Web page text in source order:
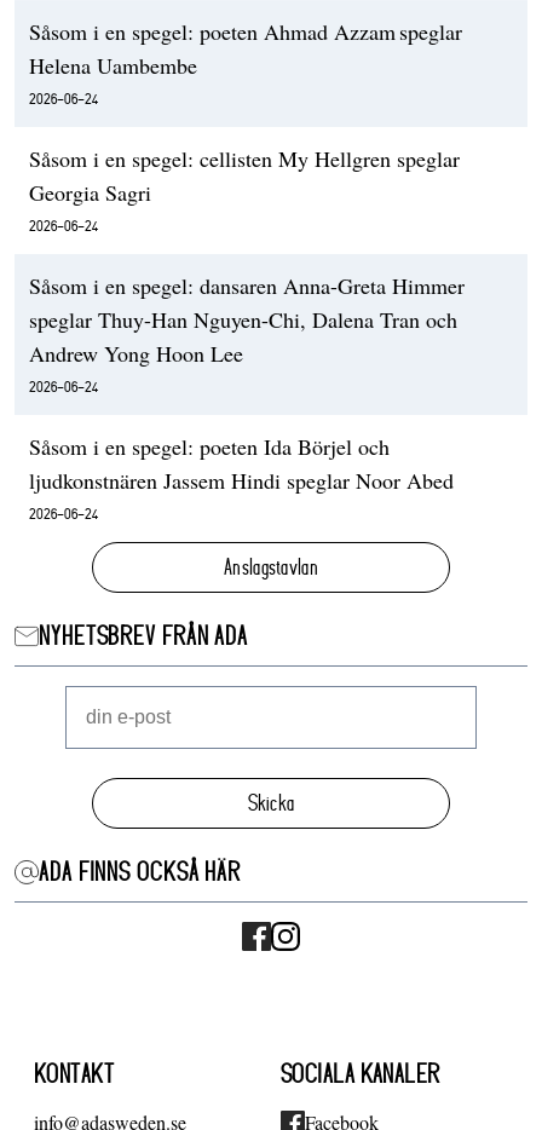
Såsom i en spegel: poeten Ahmad Azzam speglar
Helena Uambembe
2026-06-24
Såsom i en spegel: cellisten My Hellgren speglar
Georgia Sagri
2026-06-24
Såsom i en spegel: dansaren Anna-Greta Himmer
speglar Thuy-Han Nguyen-Chi, Dalena Tran och
Andrew Yong Hoon Lee
2026-06-24
Såsom i en spegel: poeten Ida Börjel och
ljudkonstnären Jassem Hindi speglar Noor Abed
2026-06-24
Anslagstavlan
NYHETSBREV FRÅN ADA
Skicka
ADA FINNS OCKSÅ HÄR
KONTAKT
info@adasweden.se
SOCIALA KANALER
Facebook